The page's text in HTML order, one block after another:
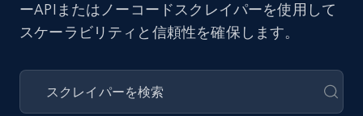
ーAPIまたはノーコードスクレイパーを使用して
スケーラビリティと信頼性を確保します。